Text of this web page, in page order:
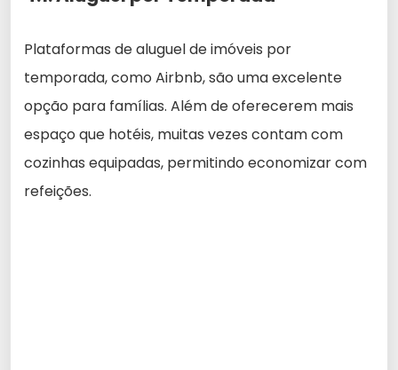
Plataformas de aluguel de imóveis por
temporada, como Airbnb, são uma excelente
opção para famílias. Além de oferecerem mais
espaço que hotéis, muitas vezes contam com
cozinhas equipadas, permitindo economizar com
refeições.